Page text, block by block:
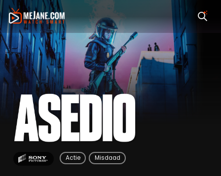
Asedio
Actie Misdaad